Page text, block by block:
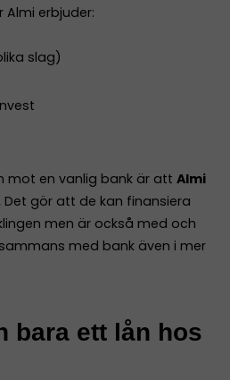
erbjuder:
slag)
mot en vanlig bank är att Almi
Det gör att de kan finansiera
men är också med och
med bank även i mer
bara ett lån hos